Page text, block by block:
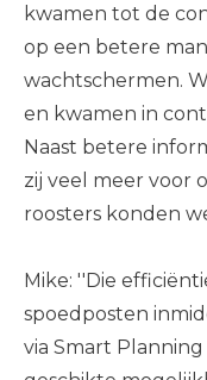
kwamen tot de
op een betere
wachtschermen.
en kwamen in
Naast betere
zij veel meer voor
roosters konden
Mike: ''Die
spoedposten
via Smart